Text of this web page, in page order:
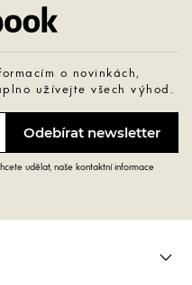
o novinkách,
užívejte všech výhod.
udělat, naše kontaktní informace
